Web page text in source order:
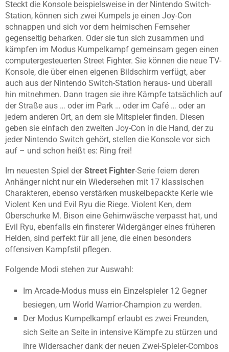
Steckt die Konsole beispielsweise in der Nintendo Switch-
Station, können sich zwei Kumpels je einen Joy-Con
schnappen und sich vor dem heimischen Fernseher
gegenseitig beharken. Oder sie tun sich zusammen und
kämpfen im Modus Kumpelkampf gemeinsam gegen einen
computergesteuerten Street Fighter. Sie können die neue TV-
Konsole, die über einen eigenen Bildschirm verfügt, aber
auch aus der Nintendo Switch-Station heraus- und überall
hin mitnehmen. Dann tragen sie ihre Kämpfe tatsächlich auf
der Straße aus … oder im Park … oder im Café … oder an
jedem anderen Ort, an dem sie Mitspieler finden. Diesen
geben sie einfach den zweiten Joy-Con in die Hand, der zu
jeder Nintendo Switch gehört, stellen die Konsole vor sich
auf – und schon heißt es: Ring frei!
Im neuesten Spiel derStreet Fighter-Serie feiern deren
Anhänger nicht nur ein Wiedersehen mit 17 klassischen
Charakteren, ebenso verstärken muskelbepackte Kerle wie
Violent Ken und Evil Ryu die Riege. Violent Ken, dem
Oberschurke M. Bison eine Gehirnwäsche verpasst hat, und
Evil Ryu, ebenfalls ein finsterer Widergänger eines früheren
Helden, sind perfekt für all jene, die einen besonders
offensiven Kampfstil pflegen.
Folgende Modi stehen zur Auswahl:
Im Arcade-Modus muss ein Einzelspieler 12 Gegner
besiegen, um World Warrior-Champion zu werden.
Der Modus Kumpelkampf erlaubt es zwei Freunden,
sich Seite an Seite in intensive Kämpfe zu stürzen und
ihre Widersacher dank der neuen Zwei-Spieler-Combos